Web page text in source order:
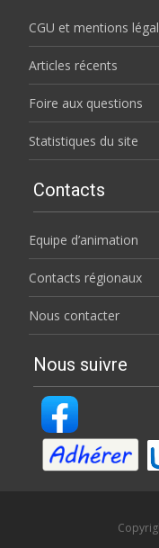
CGU et mentions
Articles récents
Foire aux questions
Statistiques du site
Contacts
Equipe d’animation
Contacts régionaux
Nous contacter
Nous suivre